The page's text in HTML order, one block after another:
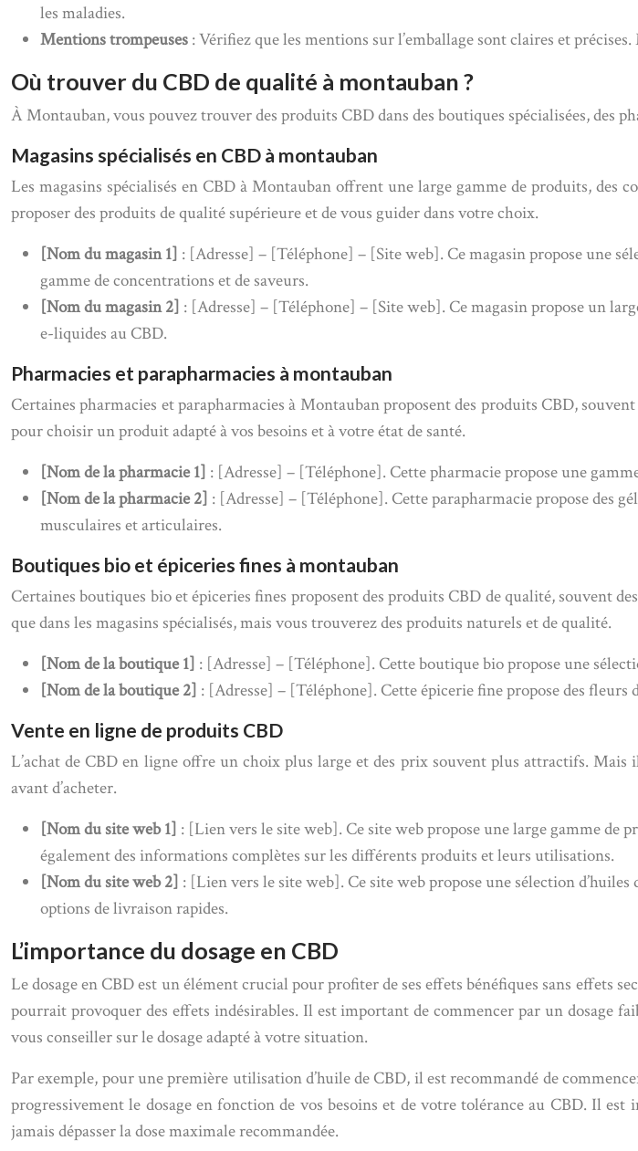
les maladies.
Mentions trompeuses : Vérifiez que les mentions sur l’emballage sont claires et
Où trouver du CBD de qualité à montauban ?
À Montauban, vous pouvez trouver des produits CBD dans des boutiques spécialisées, des
Magasins spécialisés en CBD à montauban
Les magasins spécialisés en CBD à Montauban offrent une large gamme de produits, des
proposer des produits de qualité supérieure et de vous guider dans votre choix.
[Nom du magasin 1] : [Adresse] – [Téléphone] – [Site web]. Ce magasin propose une
gamme de concentrations et de saveurs.
[Nom du magasin 2] : [Adresse] – [Téléphone] – [Site web]. Ce magasin propose un
e-liquides au CBD.
Pharmacies et parapharmacies à montauban
Certaines pharmacies et parapharmacies à Montauban proposent des produits CBD,
pour choisir un produit adapté à vos besoins et à votre état de santé.
[Nom de la pharmacie 1] : [Adresse] – [Téléphone]. Cette pharmacie propose une
[Nom de la pharmacie 2] : [Adresse] – [Téléphone]. Cette parapharmacie propose des
musculaires et articulaires.
Boutiques bio et épiceries fines à montauban
Certaines boutiques bio et épiceries fines proposent des produits CBD de qualité, souvent
que dans les magasins spécialisés, mais vous trouverez des produits naturels et de qualité.
[Nom de la boutique 1] : [Adresse] – [Téléphone]. Cette boutique bio propose une
[Nom de la boutique 2] : [Adresse] – [Téléphone]. Cette épicerie fine propose des
Vente en ligne de produits CBD
L’achat de CBD en ligne offre un choix plus large et des prix souvent plus attractifs.
avant d’acheter.
[Nom du site web 1] : [Lien vers le site web]. Ce site web propose une large gamme de
également des informations complètes sur les différents produits et leurs utilisations.
[Nom du site web 2] : [Lien vers le site web]. Ce site web propose une sélection
options de livraison rapides.
L’importance du dosage en CBD
Le dosage en CBD est un élément crucial pour profiter de ses effets bénéfiques sans effets
pourrait provoquer des effets indésirables. Il est important de commencer par un dosage
vous conseiller sur le dosage adapté à votre situation.
Par exemple, pour une première utilisation d’huile de CBD, il est recommandé de
progressivement le dosage en fonction de vos besoins et de votre tolérance au CBD. Il
jamais dépasser la dose maximale recommandée.